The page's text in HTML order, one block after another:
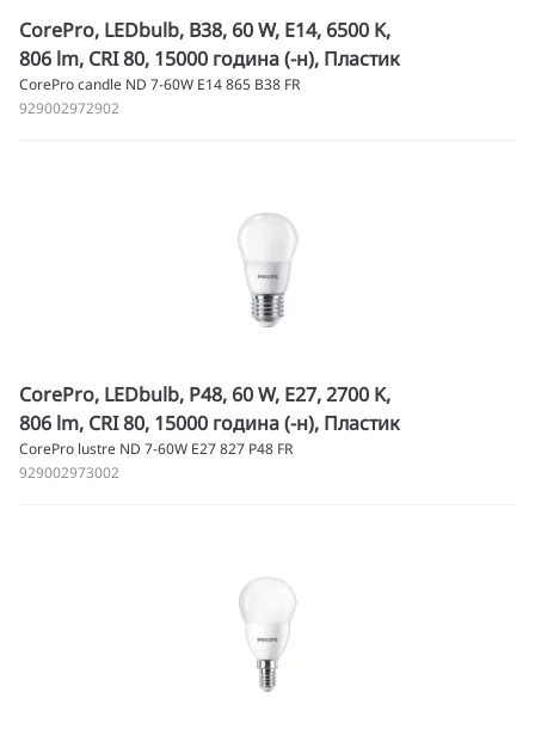
CorePro, LEDbulb, B38, 60 W, E14, 6500 K,
806 lm, CRI 80, 15000 година (-н), Пластик
CorePro candle ND 7-60W E14 865 B38 FR
929002972902
CorePro, LEDbulb, P48, 60 W, E27, 2700 K,
806 lm, CRI 80, 15000 година (-н), Пластик
CorePro lustre ND 7-60W E27 827 P48 FR
929002973002